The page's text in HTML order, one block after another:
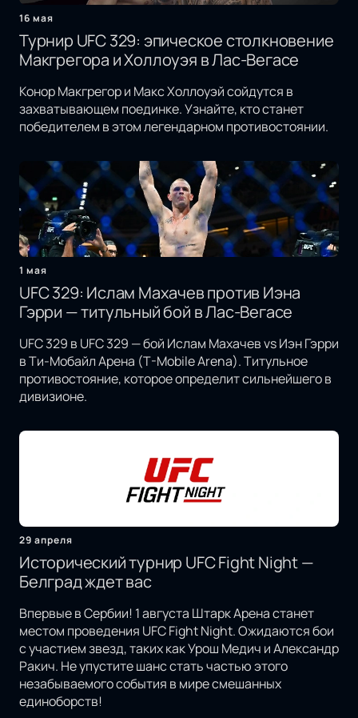
16 мая
Турнир UFC 329: эпическое столкновение
Макгрегора и Холлоуэя в Лас-Вегасе
Конор Макгрегор и Макс Холлоуэй сойдутся в
захватывающем поединке. Узнайте, кто станет
победителем в этом легендарном противостоянии.
1 мая
UFC 329: Ислам Махачев против Иэна
Гэрри — титульный бой в Лас-Вегасе
UFC 329 в UFC 329 — бой Ислам Махачев vs Иэн Гэрри
в Ти-Мобайл Арена (T-Mobile Arena). Титульное
противостояние, которое определит сильнейшего в
дивизионе.
29 апреля
Исторический турнир UFC Fight Night —
Белград ждет вас
Впервые в Сербии! 1 августа Штарк Арена станет
местом проведения UFC Fight Night. Ожидаются бои
с участием звезд, таких как Урош Медич и Александр
Ракич. Не упустите шанс стать частью этого
незабываемого события в мире смешанных
единоборств!